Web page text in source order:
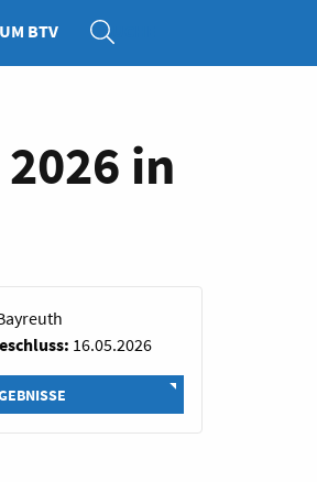
BTV SUCHE
in
16.05.2026